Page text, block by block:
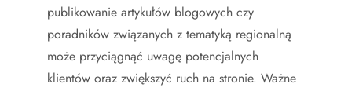
publikowanie artykułów blogowych czy
poradników związanych z tematyką regionalną
może przyciągnąć uwagę potencjalnych
klientów oraz zwiększyć ruch na stronie. Ważne